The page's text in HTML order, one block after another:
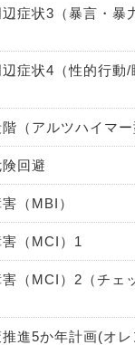
症状3（暴言・暴
症状4（性的行動/
（アルツハイマー
回避
（MBI）
（MCI）1
（MCI）2（チェ
進5か年計画(オレ